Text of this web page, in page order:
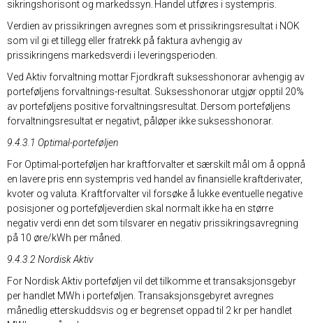
sikringshorisont og markedssyn. Handel utføres i systempris.
Verdien av prissikringen avregnes som et prissikringsresultat i NOK
som vil gi et tillegg eller fratrekk på faktura avhengig av
prissikringens markedsverdi i leveringsperioden.
Ved Aktiv forvaltning mottar Fjordkraft suksesshonorar avhengig av
porteføljens forvaltnings-resultat. Suksesshonorar utgjør opptil 20%
av porteføljens positive forvaltningsresultat. Dersom porteføljens
forvaltningsresultat er negativt, påløper ikke suksesshonorar.
9.4.3.1 Optimal-porteføljen
For Optimal-porteføljen har kraftforvalter et særskilt mål om å oppnå
en lavere pris enn systempris ved handel av finansielle kraftderivater,
kvoter og valuta. Kraftforvalter vil forsøke å lukke eventuelle negative
posisjoner og porteføljeverdien skal normalt ikke ha en større
negativ verdi enn det som tilsvarer en negativ prissikringsavregning
på 10 øre/kWh per måned.
9.4.3.2 Nordisk Aktiv
For Nordisk Aktiv porteføljen vil det tilkomme et transaksjonsgebyr
per handlet MWh i porteføljen. Transaksjonsgebyret avregnes
månedlig etterskuddsvis og er begrenset oppad til 2 kr per handlet